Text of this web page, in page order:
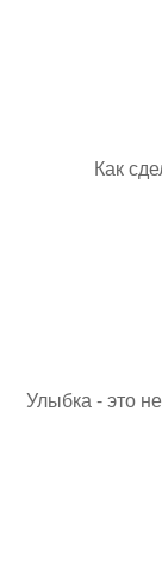
Как
Улыбка - это